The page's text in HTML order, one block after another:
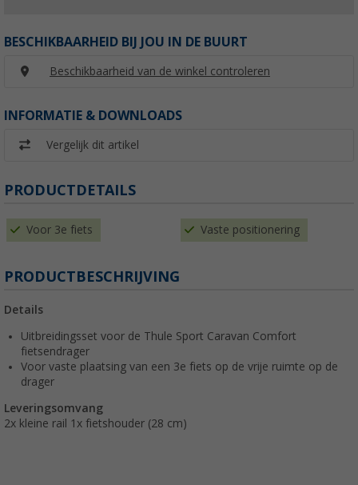
BESCHIKBAARHEID BIJ JOU IN DE BUURT
Beschikbaarheid van de winkel controleren
INFORMATIE & DOWNLOADS
Vergelijk dit artikel
PRODUCTDETAILS
Voor 3e fiets Vaste positionering
PRODUCTBESCHRIJVING
Details
Uitbreidingsset voor de Thule Sport Caravan Comfort
fietsendrager
Voor vaste plaatsing van een 3e fiets op de vrije ruimte op de
drager
Leveringsomvang
2x kleine rail 1x fietshouder (28 cm)